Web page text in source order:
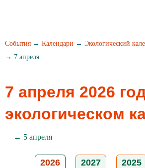
События → Календари → Экологический
→ 7 апреля
7 апреля 2026
экологическом
← 5 апреля
2026 2027 2025